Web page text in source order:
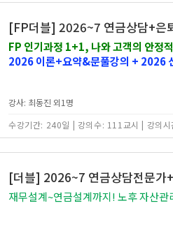
[FP더블] 2026~7 연금상담+은
FP 인기과정 1+1, 나와 고객의 안정
2026 이론+요약&문풀강의 + 2026
강사: 최동진 외1명
수강기간: 240일 | 강의수: 111교시 | 강의
[더블] 2026~7 연금상담전문
재무설계~연금설계까지! 노후 자산